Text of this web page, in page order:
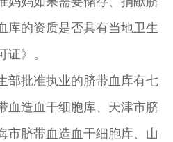
库的资质是否具有当地卫生
证》。
批准执业的脐带血库有七
血造血干细胞库、天津市脐
市脐带血造血干细胞库、山